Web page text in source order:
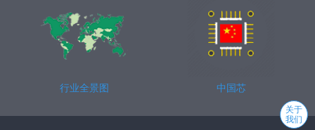
行业全景图 中国芯
关于
我们